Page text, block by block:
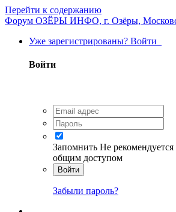
Перейти к содержанию
Форум ОЗЁРЫ ИНФО, г. Озёры,
Уже зарегистрированы? Войти
Войти
Запомнить Не
общим доступом
Войти
Забыли пароль?